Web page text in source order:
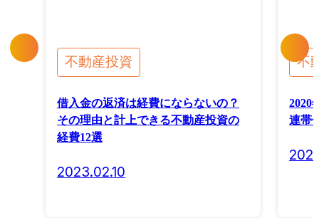
不動産投資
借入金の返済は経費にならないの？
その理由と計上できる不動産投資の
経費12選
2023.02.10
不
2020
連帯